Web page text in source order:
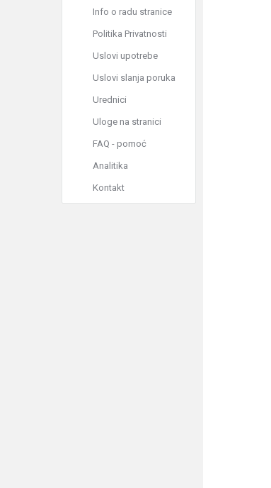
Info o radu stranice
Politika Privatnosti
Uslovi upotrebe
Uslovi slanja poruka
Urednici
Uloge na stranici
FAQ - pomoć
Analitika
Kontakt